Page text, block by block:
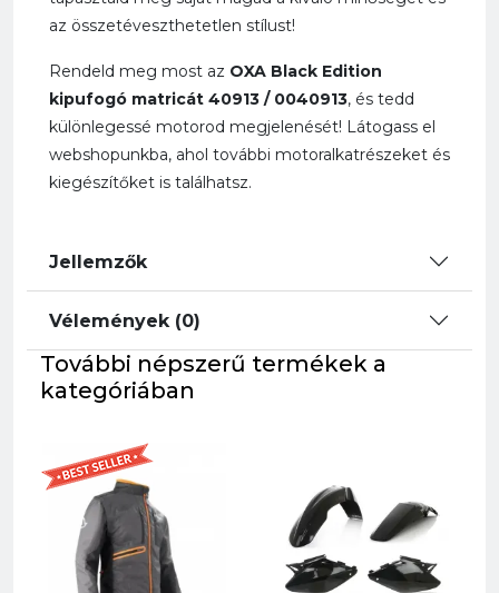
az összetéveszthetetlen stílust!
Rendeld meg most az OXA Black Edition
kipufogó matricát 40913 / 0040913, és tedd
különlegessé motorod megjelenését! Látogass el
webshopunkba, ahol további motoralkatrészeket és
kiegészítőket is találhatsz.
Jellemzők
Vélemények (0)
További népszerű termékek a
kategóriában